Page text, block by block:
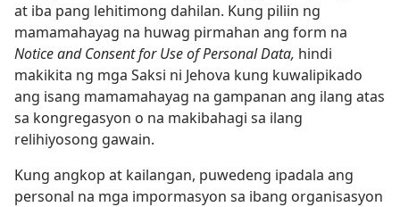
at iba pang lehitimong dahilan. Kung piliin ng
mamamahayag na huwag pirmahan ang form na
Notice and Consent for Use of Personal Data, hindi
makikita ng mga Saksi ni Jehova kung kuwalipikado
ang isang mamamahayag na gampanan ang ilang atas
sa kongregasyon o na makibahagi sa ilang
relihiyosong gawain.
Kung angkop at kailangan, puwedeng ipadala ang
personal na mga impormasyon sa ibang organisasyon